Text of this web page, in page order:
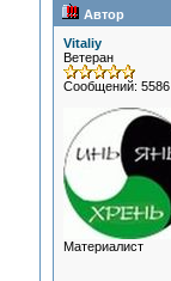
Автор
Vitaliy
Ветеран
Сообщений: 5586
Материалист